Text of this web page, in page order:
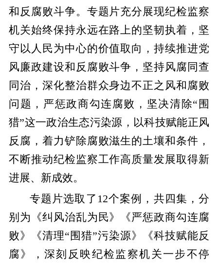
和反腐败斗争。专题片充分展现纪检监察
机关始终保持永远在路上的坚韧执着，坚
守以人民为中心的价值取向，持续推进党
风廉政建设和反腐败斗争，坚持风腐同查
同治，深化整治群众身边不正之风和腐败
问题，严惩政商勾连腐败，坚决清除“围
猎”这一政治生态污染源，以科技赋能正风
反腐，着力铲除腐败滋生的土壤和条件，
不断推动纪检监察工作高质量发展取得新
进展、新成效。
专题片选取了12个案例，共四集，分
别为
《纠风治乱为民》《严惩政商勾连腐
败》《清理“围猎”污染源》《科技赋能反
腐》
，深刻反映纪检监察机关一步不停